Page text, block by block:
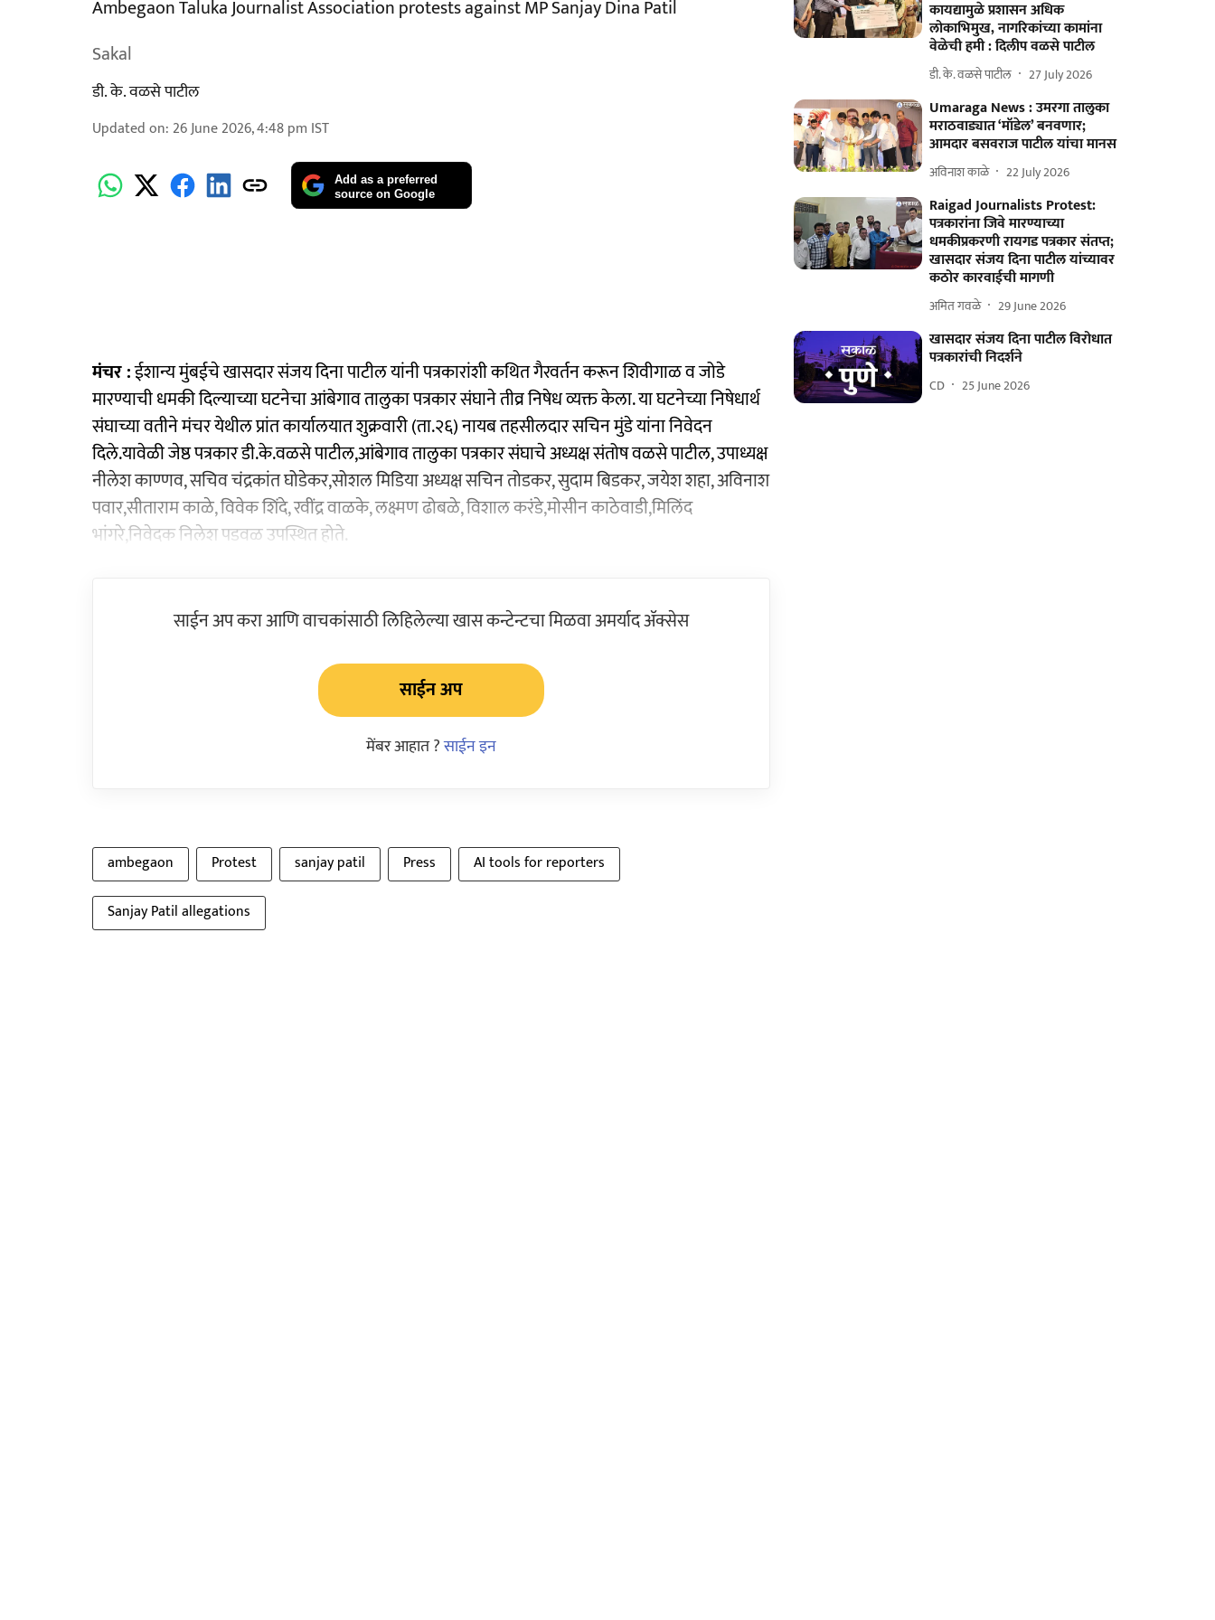
Ambegaon Taluka Journalist Association protests against MP Sanjay Dina Patil
Sakal
डी. के. वळसे पाटील
Updated on: 26 June 2026, 4:48 pm IST
Add as a preferred
source on Google
मंचर :ईशान्य मुंबईचे खासदार संजय दिना पाटील यांनी पत्रकारांशी कथित गैरवर्तन करून शिवीगाळ व जोडे
मारण्याची धमकी दिल्याच्या घटनेचा आंबेगाव तालुका पत्रकार संघाने तीव्र निषेध व्यक्त केला. या घटनेच्या निषेधार्थ
संघाच्या वतीने मंचर येथील प्रांत कार्यालयात शुक्रवारी (ता.२६) नायब तहसीलदार सचिन मुंडे यांना निवेदन
दिले.यावेळी जेष्ठ पत्रकार डी.के.वळसे पाटील,आंबेगाव तालुका पत्रकार संघाचे अध्यक्ष संतोष वळसे पाटील, उपाध्यक्ष
नीलेश काण्णव, सचिव चंद्रकांत घोडेकर,सोशल मिडिया अध्यक्ष सचिन तोडकर, सुदाम बिडकर, जयेश शहा, अविनाश
पवार,सीताराम काळे, विवेक शिंदे, रवींद्र वाळके, लक्ष्मण ढोबळे, विशाल करंडे,मोसीन काठेवाडी,मिलिंद
भांगरे,निवेदक निलेश पडवळ उपस्थित होते.
साईन अप करा आणि वाचकांसाठी लिहिलेल्या खास कन्टेन्टचा मिळवा अमर्याद ॲक्सेस
साईन अप
मेंबर आहात ?साईन इन
ambegaon Protest sanjay patil Press
AI tools for reporters
Sanjay Patil allegations
कायद्यामुळे प्रशासन अधिक
लोकाभिमुख, नागरिकांच्या कामांना
वेळेची हमी : दिलीप वळसे पाटील
डी. के. वळसे पाटील 27 July 2026
Umaraga News : उमरगा तालुका
मराठवाड्यात ‘मॉडेल’ बनवणार;
आमदार बसवराज पाटील यांचा मानस
अविनाश काळे 22 July 2026
Raigad Journalists Protest:
पत्रकारांना जिवे मारण्याच्या
धमकीप्रकरणी रायगड पत्रकार संतप्त;
खासदार संजय दिना पाटील यांच्यावर
कठोर कारवाईची मागणी
अमित गवळे 29 June 2026
खासदार संजय दिना पाटील विरोधात
पत्रकारांची निदर्शने
CD 25 June 2026